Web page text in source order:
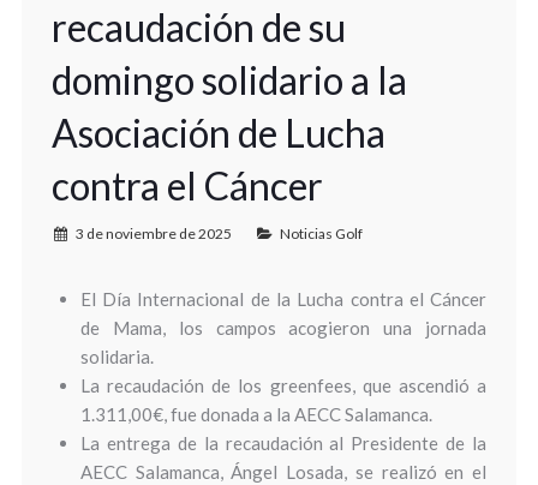
recaudación de su
domingo solidario a la
Asociación de Lucha
contra el Cáncer
3 de noviembre de 2025 Noticias Golf
El Día Internacional de la Lucha contra el Cáncer
de Mama, los campos acogieron una jornada
solidaria.
La recaudación de los greenfees, que ascendió a
1.311,00€, fue donada a la AECC Salamanca.
La entrega de la recaudación al Presidente de la
AECC Salamanca, Ángel Losada, se realizó en el